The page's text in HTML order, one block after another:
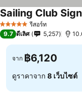
5 ดาว รีสอร์ท
Sailing Club
9.7 ดีเลิศ 5,257
จาก ฿6,120
ดูราคาจาก 8 เว็บไซต์